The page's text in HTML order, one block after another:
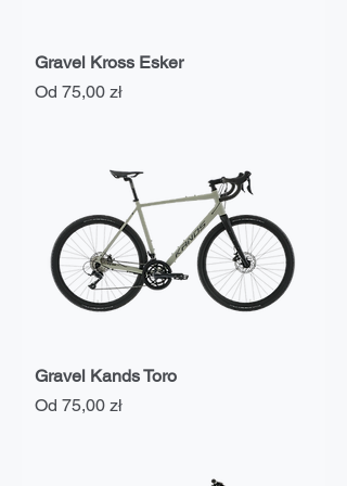
Gravel Kross Esker
Od 75,00 zł
Cena rabatowa
Gravel Kands Toro
Od 75,00 zł
Cena rabatowa